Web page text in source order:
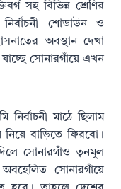
সহ বিভিন্ন শ্রেণির
শোডাউন ও
অবস্থান দেখা
যাচ্ছে সোনারগাঁয়ে এখন
মাঠে ছিলাম
বাড়িতে ফিরবো।
সোনারগাঁও তৃনমুল
সোনারগাঁয়ে